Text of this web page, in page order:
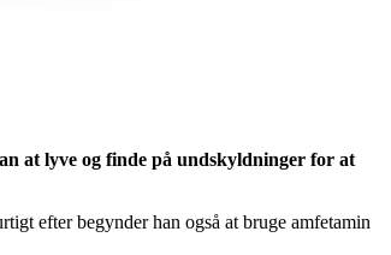
at lyve og finde på undskyldninger for at
efter begynder han også at bruge amfetamin